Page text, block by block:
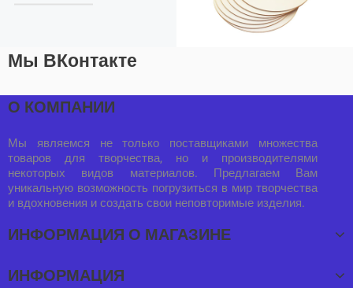
Мы ВКонтакте
О КОМПАНИИ
Мы являемся не только поставщиками множества
товаров для творчества, но и производителями
некоторых видов материалов. Предлагаем Вам
уникальную возможность погрузиться в мир творчества
и вдохновения и создать свои неповторимые изделия.
ИНФОРМАЦИЯ О МАГАЗИНЕ
ИНФОРМАЦИЯ